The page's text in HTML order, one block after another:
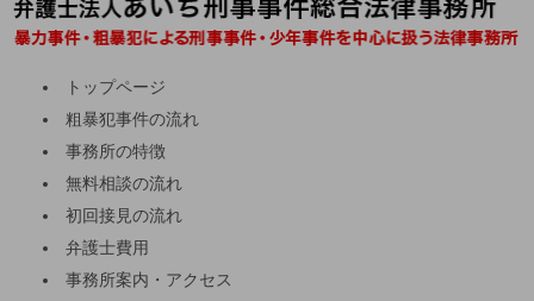
トップページ
粗暴犯事件の流れ
事務所の特徴
無料相談の流れ
初回接見の流れ
弁護士費用
事務所案内・アクセス